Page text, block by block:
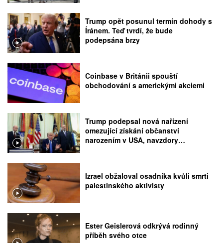
Trump opět posunul termín dohody s
Íránem. Teď tvrdí, že bude
podepsána brzy
Coinbase v Británii spouští
obchodování s americkými akciemi
Trump podepsal nová nařízení
omezující získání občanství
narozením v USA, navzdory
Izrael obžaloval osadníka kvůli smrti
palestinského aktivisty
Ester Geislerová odkrývá rodinný
příběh svého otce